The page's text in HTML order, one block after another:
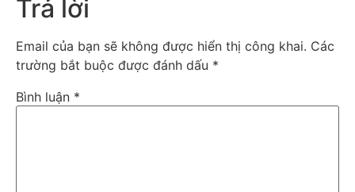
Trả lời
Email của bạn sẽ không được hiển thị công khai. Các
trường bắt buộc được đánh dấu *
Bình luận *